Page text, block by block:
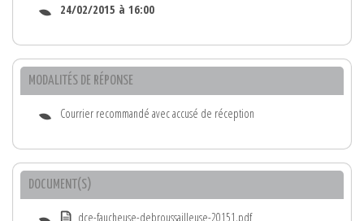
24/02/2015 à 16:00
MODALITÉS DE RÉPONSE
Courrier recommandé avec accusé de réception
DOCUMENT(S)
dce-faucheuse-debroussailleuse-20151.pdf